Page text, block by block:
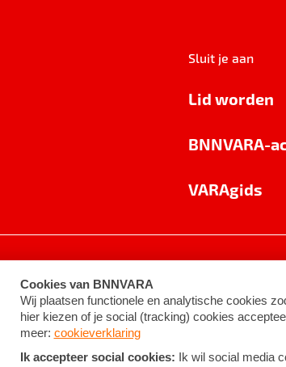
Sluit je aan
Lid worden
BNNVARA-
VARAgids
Algemene voorwaarden ©2026